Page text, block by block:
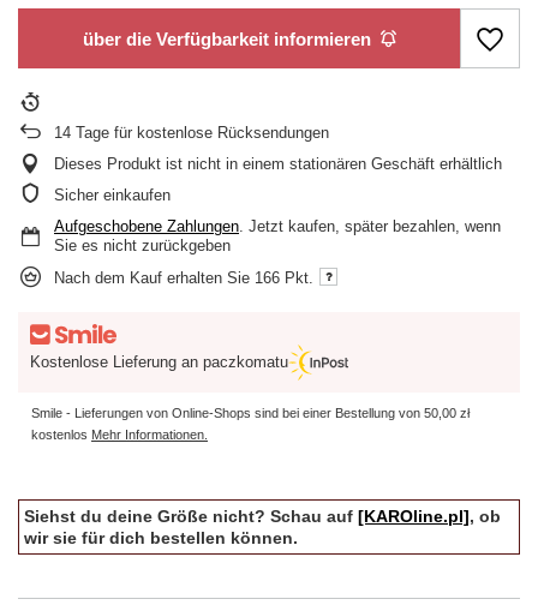
über die Verfügbarkeit informieren
14 Tage für kostenlose Rücksendungen
Dieses Produkt ist nicht in einem stationären Geschäft erhältlich
Sicher einkaufen
Aufgeschobene Zahlungen. Jetzt kaufen, später bezahlen, wenn
Sie es nicht zurückgeben
Nach dem Kauf erhalten Sie 166 Pkt.
Kostenlose Lieferung an paczkomatu
Smile - Lieferungen von Online-Shops sind bei einer Bestellung von 50,00 zł
kostenlos Mehr Informationen.
Siehst du deine Größe nicht? Schau auf [KAROline.pl], ob
wir sie für dich bestellen können.